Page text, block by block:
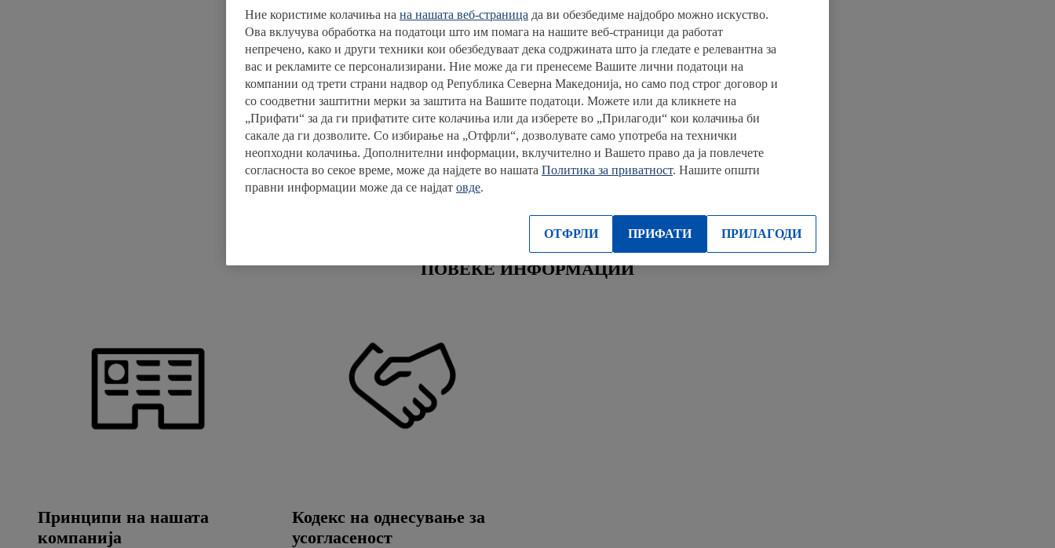
Добро за тебе
Секојдневно работиме на атрактивен и поодржлив
асортиман за нашите клиенти.
Нашите активности опфаќаат свесно трошење и
здрава исхрана со соодветни производи -
означување на продуктите.
ПОВЕЌЕ ИНФОРМАЦИИ
Принципи на нашата
компанија
Кодекс на однесување за
усогласеност
Ние користиме колачиња на на нашата веб-страница да ви обезбедиме најдобро можно искуство.
Ова вклучува обработка на податоци што им помага на нашите веб-страници да работат
непречено, како и други техники кои обезбедуваат дека содржината што ја гледате е релевантна за
вас и рекламите се персонализирани. Ние може да ги пренесеме Вашите лични податоци на
компании од трети страни надвор од Република Северна Македонија, но само под строг договор и
со соодветни заштитни мерки за заштита на Вашите податоци. Можете или да кликнете на
„Прифати“ за да ги прифатите сите колачиња или да изберете во „Прилагоди“ кои колачиња би
сакале да ги дозволите. Со избирање на „Отфрли“, дозволувате само употреба на технички
неопходни колачиња. Дополнителни информации, вклучително и Вашето право да ја повлечете
согласноста во секое време, може да најдете во нашата Политика за приватност. Нашите општи
правни информации може да се најдат овде.
ПРИЛАГОДИ
ОТФРЛИ ПРИФАТИ